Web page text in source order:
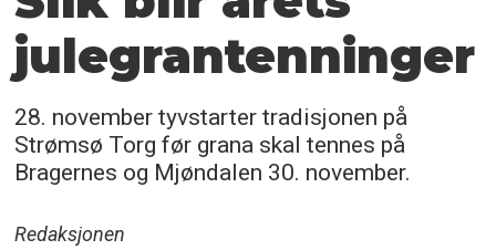
julegrantenninger
28. november tyvstarter tradisjonen på
Strømsø Torg før grana skal tennes på
Bragernes og Mjøndalen 30. november.
Redaksjonen